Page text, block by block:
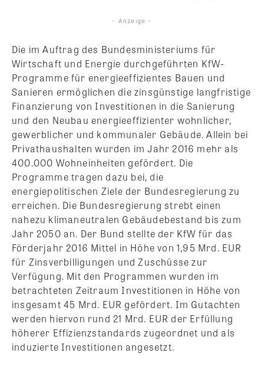
- Anzeige -
Die im Auftrag des Bundesministeriums für
Wirtschaft und Energie durchgeführten KfW-
Programme für energieeffizientes Bauen und
Sanieren ermöglichen die zinsgünstige langfristige
Finanzierung von Investitionen in die Sanierung
und den Neubau energieeffizienter wohnlicher,
gewerblicher und kommunaler Gebäude. Allein bei
Privathaushalten wurden im Jahr 2016 mehr als
400.000 Wohneinheiten gefördert. Die
Programme tragen dazu bei, die
energiepolitischen Ziele der Bundesregierung zu
erreichen. Die Bundesregierung strebt einen
nahezu klimaneutralen Gebäudebestand bis zum
Jahr 2050 an. Der Bund stellte der KfW für das
Förderjahr 2016 Mittel in Höhe von 1,95 Mrd. EUR
für Zinsverbilligungen und Zuschüsse zur
Verfügung. Mit den Programmen wurden im
betrachteten Zeitraum Investitionen in Höhe von
insgesamt 45 Mrd. EUR gefördert. Im Gutachten
werden hiervon rund 21 Mrd. EUR der Erfüllung
höherer Effizienzstandards zugeordnet und als
induzierte Investitionen angesetzt.